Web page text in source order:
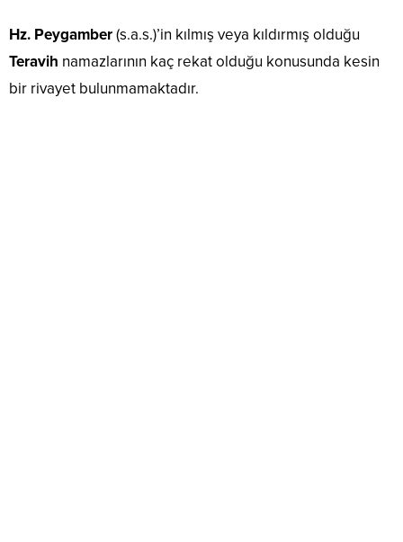
Hz. Peygamber(s.a.s.)’in kılmış veya kıldırmış olduğu
Teravih namazlarının kaç rekat olduğu konusunda kesin
bir rivayet bulunmamaktadır.